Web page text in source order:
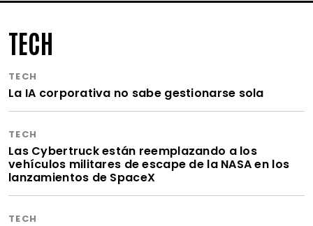
TECH
TECH
La IA corporativa no sabe gestionarse sola
TECH
Las Cybertruck están reemplazando a los
vehículos militares de escape de la NASA en los
lanzamientos de SpaceX
TECH